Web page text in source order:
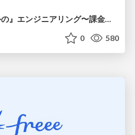
『コードを書く以外の』エンジニアリング〜課金基盤移行プロジェクト推進のためのTips4選
0 580